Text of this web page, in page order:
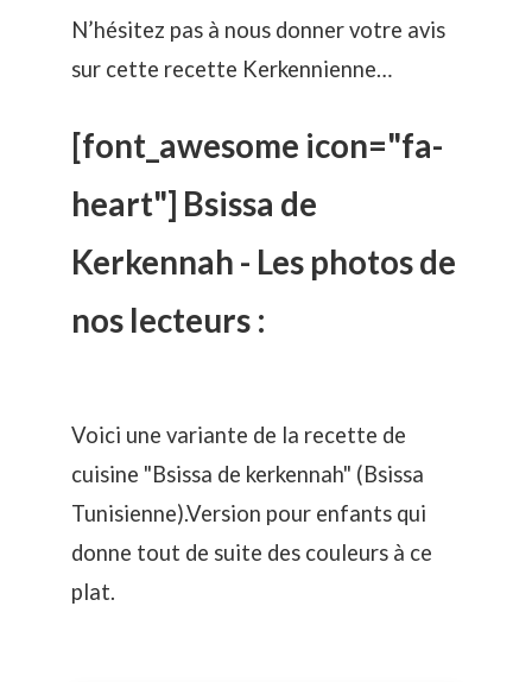
N’hésitez pas à nous donner votre avis
sur cette recette Kerkennienne…
[font_awesome icon="fa-
heart"] Bsissa de
Kerkennah - Les photos de
nos lecteurs :
Voici une variante de la recette de
cuisine "Bsissa de kerkennah" (Bsissa
Tunisienne).Version pour enfants qui
donne tout de suite des couleurs à ce
plat.